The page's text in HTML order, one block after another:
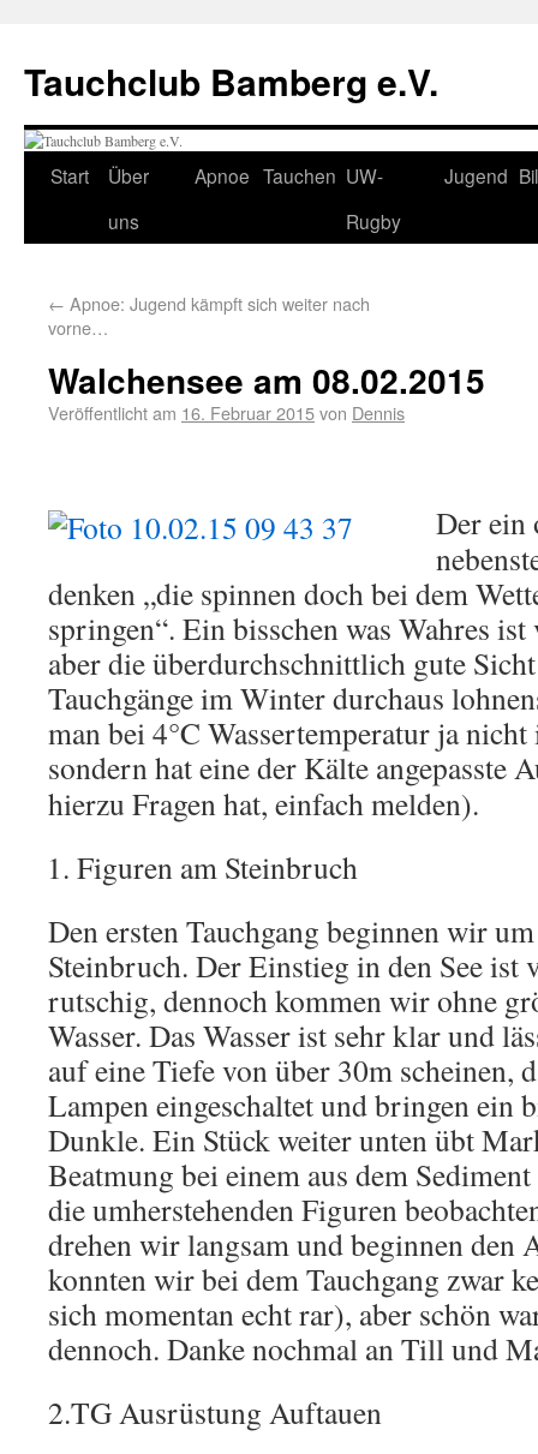
Tauchclub Bamberg e.V.
Start
Über
uns
Apnoe Tauchen UW-
Rugby
Jugend
← Apnoe: Jugend kämpft sich weiter nach
vorne…
Walchensee am 08.02.2015
Veröffentlicht am 16. Februar 2015von Dennis
Der ein
denken „die spinnen doch bei dem
springen“. Ein bisschen was Wahres
aber die überdurchschnittlich gute
Tauchgänge im Winter durchaus
man bei 4°C Wassertemperatur ja
sondern hat eine der Kälte angepasste
hierzu Fragen hat, einfach melden).
Figuren am Steinbruch
Den ersten Tauchgang beginnen wir
Steinbruch. Der Einstieg in den See ist
rutschig, dennoch kommen wir ohne
Wasser. Das Wasser ist sehr klar und
auf eine Tiefe von über 30m scheinen,
Lampen eingeschaltet und bringen ein
Dunkle. Ein Stück weiter unten übt
Beatmung bei einem aus dem
die umherstehenden Figuren
drehen wir langsam und beginnen den
konnten wir bei dem Tauchgang zwar
sich momentan echt rar), aber schön
dennoch. Danke nochmal an Till und
2.TG Ausrüstung Auftauen